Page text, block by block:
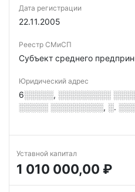
Дата регистрации
22.11.2005
Реестр СМиСП
Субъект среднего
Юридический адрес
6░░░░░, ░░░░░░░░░
░░░░░ ░░░░░░░░░, ░.
Уставной капитал
1 010 000,00 ₽